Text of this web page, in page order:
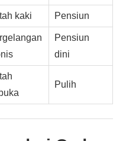
kaki Pensiun
Pensiun
dini
Pulih